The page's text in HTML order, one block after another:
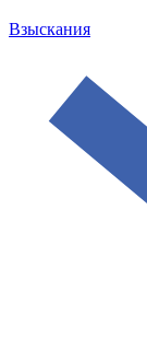
Взыскания